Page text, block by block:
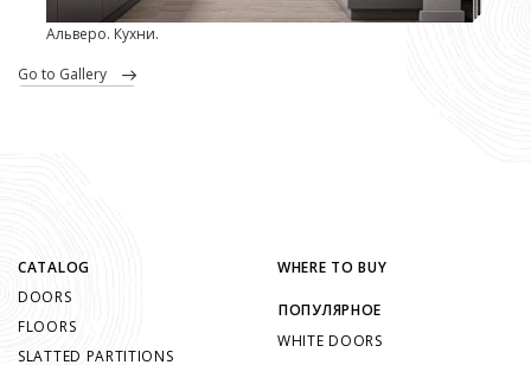
Альверо. Кухни.
go to Gallery
CATALOG
DOORS
FLOORS
SLATTED PARTITIONS
WHERE TO BUY
ПОПУЛЯРНОЕ
WHITE DOORS